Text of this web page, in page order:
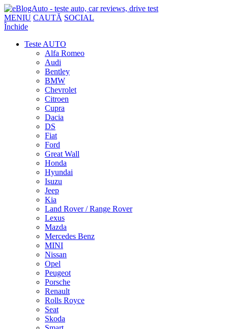
MENIU CAUTĂ SOCIAL
Închide
Teste AUTO
Alfa Romeo
Audi
Bentley
BMW
Chevrolet
Citroen
Cupra
Dacia
DS
Fiat
Ford
Great Wall
Honda
Hyundai
Isuzu
Jeep
Kia
Land Rover / Range Rover
Lexus
Mazda
Mercedes Benz
MINI
Nissan
Opel
Peugeot
Porsche
Renault
Rolls Royce
Seat
Skoda